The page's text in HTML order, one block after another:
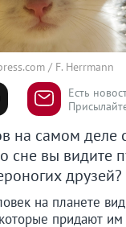
/ F. Herrmann
Есть
на самом деле
сне вы видите
друзей?
на планете
придают им